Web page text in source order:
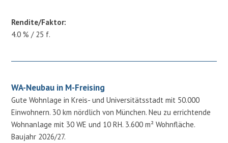
Rendite/Faktor:
4.0 % / 25 f.
WA-Neubau in M-Freising
Gute Wohnlage in Kreis- und Universitätsstadt mit 50.000
Einwohnern. 30 km nördlich von München. Neu zu errichtende
Wohnanlage mit 30 WE und 10 RH. 3.600 m² Wohnfläche.
Baujahr 2026/27.